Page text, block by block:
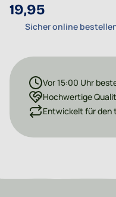
19,95
Sicher online
Vor 15:00 Uhr
Hochwertige
Entwickelt für den